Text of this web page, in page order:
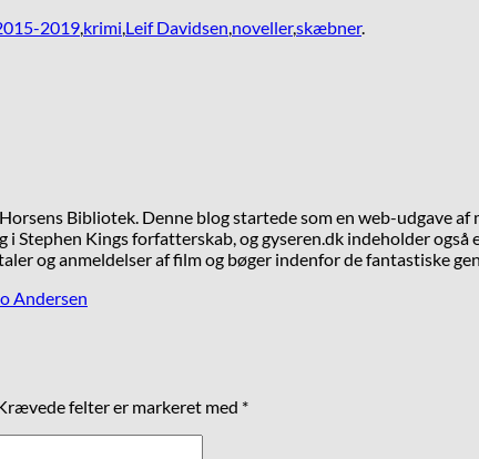
2019,krimi,Leif Davidsen,noveller,skæbner.
Bibliotek. Denne blog startede som en web-udgave
Stephen Kings forfatterskab, og gyseren.dk indeholder
og anmeldelser af film og bøger indenfor de fantastiske
Andersen
felter er markeret med *